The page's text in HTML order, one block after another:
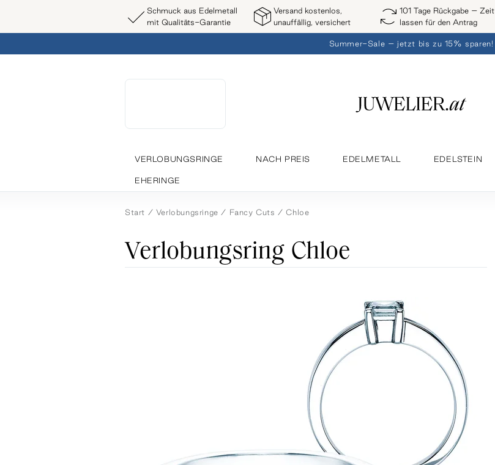
Schmuck aus Edelmetall
mit Qualitäts-Garantie
Versand kostenlos,
unauffällig, versichert
101 Tage Rückgabe – Zeit
lassen für den Antrag
Summer-Sale – jetzt bis zu 15% sparen!
VERLOBUNGSRINGE NACH PREIS EDELMETALL EDELSTEIN
EHERINGE
Start Verlobungsringe Fancy Cuts Chloe
Verlobungsring Chloe